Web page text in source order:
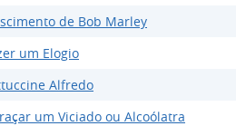
de Bob Marley
um Elogio
Alfredo
um Viciado ou Alcoólatra